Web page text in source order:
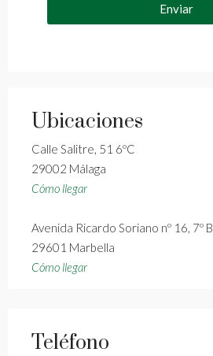
Enviar
Ubicaciones
Calle Salitre, 51 6ºC
29002 Málaga
Cómo llegar
Avenida Ricardo Soriano nº 16, 7º B
29601 Marbella
Cómo llegar
Teléfono